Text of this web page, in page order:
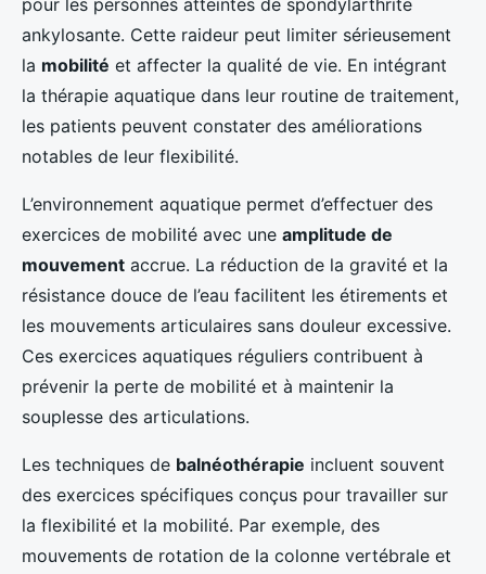
pour les personnes atteintes de spondylarthrite
ankylosante. Cette raideur peut limiter sérieusement
la mobilité et affecter la qualité de vie. En intégrant
la thérapie aquatique dans leur routine de traitement,
les patients peuvent constater des améliorations
notables de leur flexibilité.
L’environnement aquatique permet d’effectuer des
exercices de mobilité avec une amplitude de
mouvement accrue. La réduction de la gravité et la
résistance douce de l’eau facilitent les étirements et
les mouvements articulaires sans douleur excessive.
Ces exercices aquatiques réguliers contribuent à
prévenir la perte de mobilité et à maintenir la
souplesse des articulations.
Les techniques de balnéothérapie incluent souvent
des exercices spécifiques conçus pour travailler sur
la flexibilité et la mobilité. Par exemple, des
mouvements de rotation de la colonne vertébrale et